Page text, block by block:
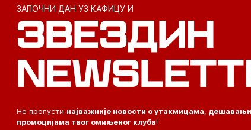
ЗАПОЧНИ ДАН УЗ КАФИЦУ И
ЗВЕЗДИН
Не пропусти најважније новости о утакмицама,
промоцијама твог омиљеног клуба!